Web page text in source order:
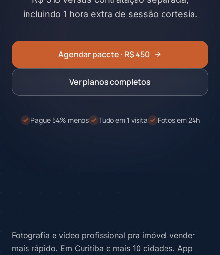
incluindo 1 hora extra de sessão cortesia.
Agendar pacote · R$ 450
Ver planos completos
Pague 54% menos Tudo em 1 visita Fotos em 24h
Fotografia e vídeo profissional pra imóvel vender
mais rápido. Em Curitiba e mais 10 cidades. App